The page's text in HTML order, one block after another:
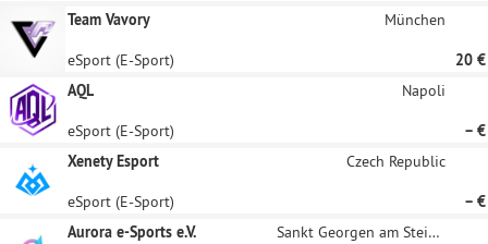
Team Vavory
München
eSport (E-Sport)
20 €
AQL
Napoli
eSport (E-Sport)
– €
Xenety Esport
Czech Republic
eSport (E-Sport)
– €
Aurora e-Sports e.V.
Sankt Georgen am Steinfelde